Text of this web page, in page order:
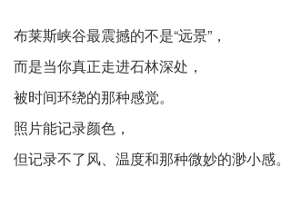
布莱斯峡谷最震撼的不是“远景”，
而是当你真正走进石林深处，
被时间环绕的那种感觉。
照片能记录颜色，
但记录不了风、温度和那种微妙的渺小感。